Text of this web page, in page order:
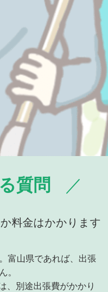
質問
料金はかかります
富山県であれば、出張
。
、別途出張費がかかり